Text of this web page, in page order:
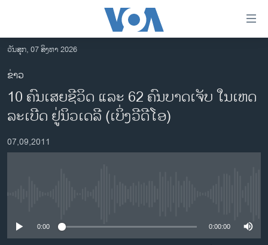
ເຂົ້າ
ຫາ
ຂ້າມ
ຂ້າມ
ຂ້າມ
ໄປ
ຫາ
ຊອກ
ອາເມຣິກາ
ການເລືອກຕັ້ງ ປະທານາທີບໍດີ ສະຫະລັດ 2024
ຂ່າວ​ຈີນ
ຊີວິດຊາວລາວ
ວັນສຸກ, 07 ສິງຫາ 2026
ຂ່າວ
10 ຄົນເສຍຊີວິດ ແລະ 62 ຄົນບາດເຈັບ ໃນເຫດ
ລະເບີດ ຢູ່ນິວເດລີ (ເບິ່ງວີດີໂອ)
07,09,2011
0:00 0:00:00